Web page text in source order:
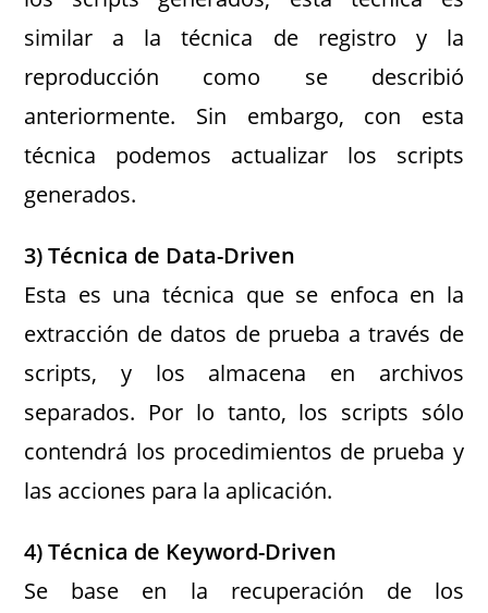
similar a la técnica de registro y la
reproducción como se describió
anteriormente. Sin embargo, con esta
técnica podemos actualizar los scripts
generados.
3) Técnica de Data-Driven
Esta es una técnica que se enfoca en la
extracción de datos de prueba a través de
scripts, y los almacena en archivos
separados. Por lo tanto, los scripts sólo
contendrá los procedimientos de prueba y
las acciones para la aplicación.
4) Técnica de Keyword-Driven
Se base en la recuperación de los